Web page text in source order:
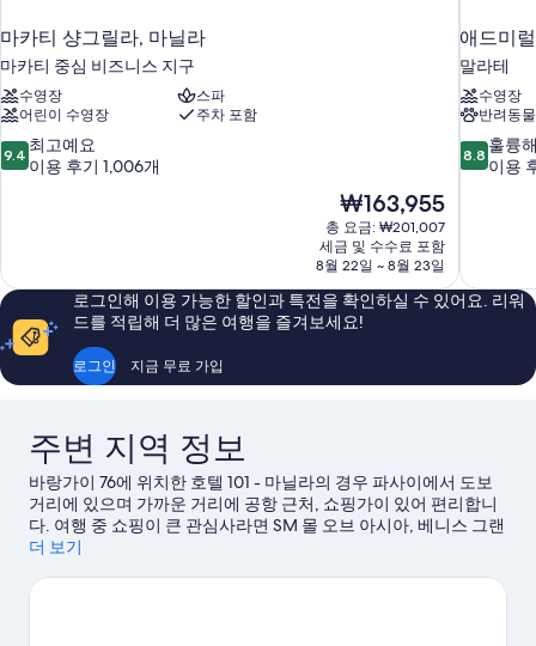
마카티 샹그릴라, 마닐라
마카티 중심 비즈니스 지구
수영장
스파
어린이 수영장
주차 포함
10
점
점,
최
예
요,
이
9.4 최고예요
이용 후기 1,006개
현
재
요
금
₩163,955
₩163,955
총 요금: ₩201,007
세금 및 수수료 포함
8월 22일 ~ 8월 23일
애드미
말라테
수영장
반려동
10
점
점,
훌
륭
이
개
8.8 훌륭
이용
로그인해 이용 가능한 할인과 특전을 확인하실 수 있어요. 리워
드를 적립해 더 많은 여행을 즐겨보세요!
로그인 지금 무료 가입
주변 지역 정보
바랑가이 76에 위치한 호텔 101 - 마닐라의 경우 파사이에서 도보
거리에 있으며 가까운 거리에 공항 근처, 쇼핑가이 있어 편리합니
다. 여행 중 쇼핑이 큰 관심사라면 SM 몰 오브 아시아, 베니스 그랜
드 캐널 몰에 가보세요. 이 지역의 아름다운 자연을 만끽할 수 있는
관도 가볼 만한 명소로 추천해 드려요.
더 보기